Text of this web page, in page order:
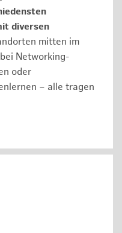
diversen
mitten im
Networking-
oder
– alle tragen